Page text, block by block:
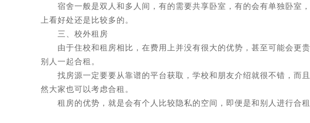
宿舍一般是双人和多人间，有的需要共享卧室，有的会有单独卧室
上看好处还是比较多的。
三、校外租房
由于住校和租房相比，在费用上并没有很大的优势，甚至可能会更
别人一起合租。
找房源一定要要从靠谱的平台获取，学校和朋友介绍就很不错，而
然大家也可以考虑合租。
租房的优势，就是会有个人比较隐私的空间，即便是和别人进行合租